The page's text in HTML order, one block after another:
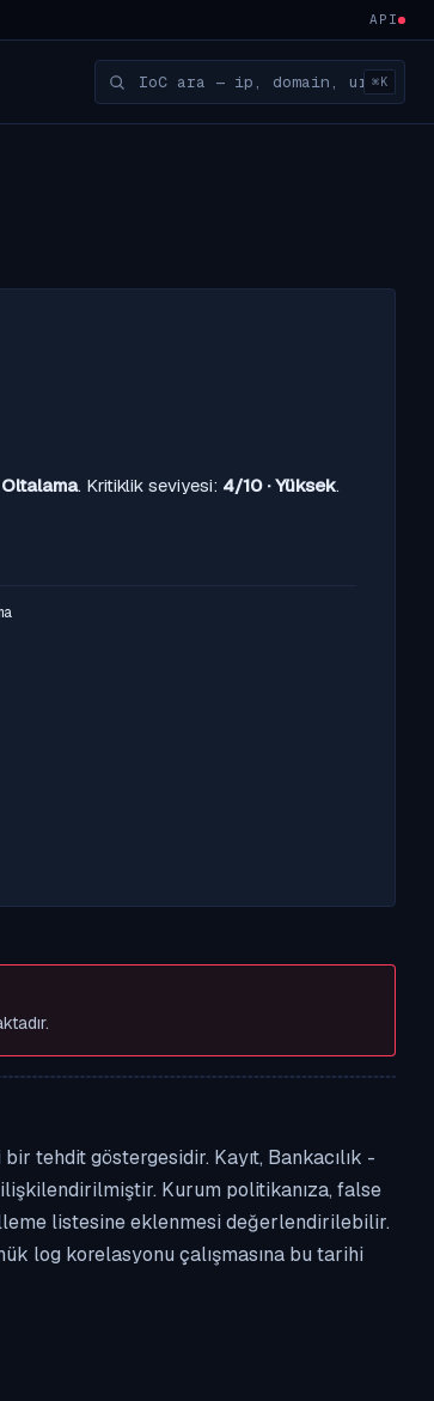
API
⌘K
. Kritiklik seviyesi: 4/10 · Yüksek.
tehdit göstergesidir. Kayıt, Bankacılık -
Kurum politikanıza, false
listesine eklenmesi değerlendirilebilir.
log korelasyonu çalışmasına bu tarihi